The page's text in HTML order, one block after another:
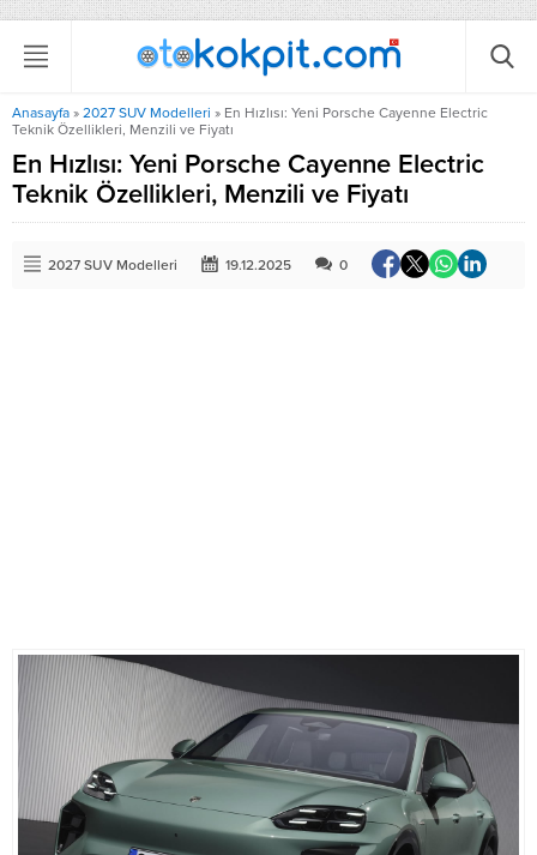
Anasayfa » 2027 SUV Modelleri » En Hızlısı: Yeni Porsche Cayenne Electric
Teknik Özellikleri, Menzili ve Fiyatı
En Hızlısı: Yeni Porsche Cayenne Electric
Teknik Özellikleri, Menzili ve Fiyatı
2027 SUV Modelleri 19.12.2025 0